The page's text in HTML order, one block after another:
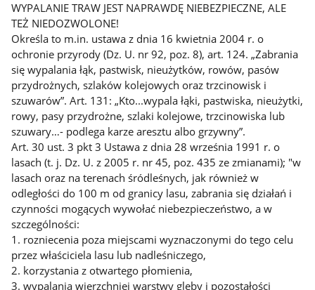
WYPALANIE TRAW JEST NAPRAWDĘ NIEBEZPIECZNE, ALE
TEŻ NIEDOZWOLONE!
Określa to m.in. ustawa z dnia 16 kwietnia 2004 r. o
ochronie przyrody (Dz. U. nr 92, poz. 8), art. 124. „Zabrania
się wypalania łąk, pastwisk, nieużytków, rowów, pasów
przydrożnych, szlaków kolejowych oraz trzcinowisk i
szuwarów”. Art. 131: „Kto...wypala łąki, pastwiska, nieużytki,
rowy, pasy przydrożne, szlaki kolejowe, trzcinowiska lub
szuwary…- podlega karze aresztu albo grzywny”.
Art. 30 ust. 3 pkt 3 Ustawa z dnia 28 września 1991 r. o
lasach (t. j. Dz. U. z 2005 r. nr 45, poz. 435 ze zmianami); "w
lasach oraz na terenach śródleśnych, jak również w
odległości do 100 m od granicy lasu, zabrania się działań i
czynności mogących wywołać niebezpieczeństwo, a w
szczególności:
1. rozniecenia poza miejscami wyznaczonymi do tego celu
przez właściciela lasu lub nadleśniczego,
2. korzystania z otwartego płomienia,
3. wypalania wierzchniej warstwy gleby i pozostałości